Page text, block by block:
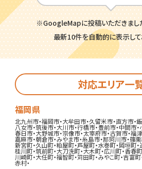
※GoogleMapに投稿いただきまし
最新10件を自動的に表示して
対応エリア一
福岡県
北九州市・福岡市・大牟田市・久留米市・直方市・
八女市・筑後市・大川市・行橋市・豊前市・中間市・
春日市・大野城市・宗像市・太宰府市・古賀市・福
嘉麻市・朝倉市・みやま市・糸島市・那珂川市・篠
新宮町・久山町・粕屋町・芦屋町・水巻町・岡垣町・
桂川町・筑前町・大刀洗町・大木町・広川町・香春町
川崎町・大任町・福智町・苅田町・みやこ町・吉富町
赤村・